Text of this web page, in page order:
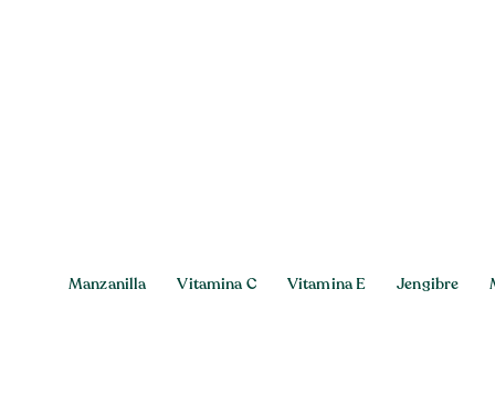
Manzanilla Vitamina C Vitamina E Jengibre